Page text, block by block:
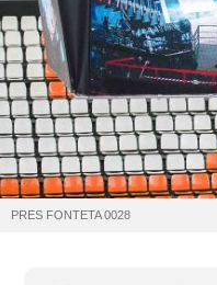
PRES FONTETA 0028